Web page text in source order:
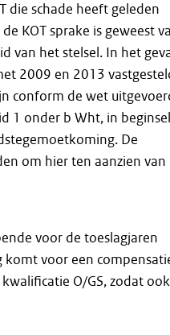
die schade heeft geleden
KOT sprake is geweest
van het stelsel. In het
2009 en 2013
conform de wet
1 onder b Wht, in beginsel
De
om hier ten aanzien van
voor de toeslagjaren
voor een
O/GS, zodat ook